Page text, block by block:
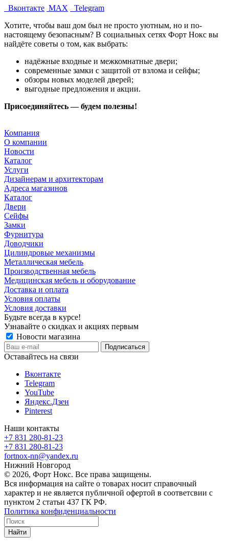
Вконтакте MAX
Telegram
Хотите, чтобы ваш дом был не просто уютным, но и по-
настоящему безопасным? В социальных сетях Форт Нокс вы
найдёте советы о том, как выбрать:
надёжные входные и межкомнатные двери;
современные замки с защитой от взлома и сейфы;
обзоры новых моделей дверей;
выгодные предложения и акции.
Присоединяйтесь — будем полезны!
Компания
О компании
Новости
Каталог
Услуги
Дизайнерам и архитекторам
Адреса магазинов
Каталог
Двери
Сейфы
Замки
Фурнитура
Доводчики
Цилиндровые механизмы
Металлическая мебель
Производственная мебель
Медицинская мебель и оборудование
Доставка и оплата
Условия оплаты
Условия доставки
Будьте всегда в курсе!
Узнавайте о скидках и акциях первым
Новости магазина
Оставайтесь на связи
Вконтакте
Telegram
YouTube
Яндекс.Дзен
Pinterest
Наши контакты
+7 831 280-81-23
+7 831 280-81-23
fortnox-nn@yandex.ru
Нижний Новгород
© 2026, Форт Нокс. Все права защищены.
Вся информация на сайте о товарах носит справочный
характер и не является публичной офертой в соответсвии с
пунктом 2 статьи 437 ГК РФ.
Политика конфиденциальности
Найти